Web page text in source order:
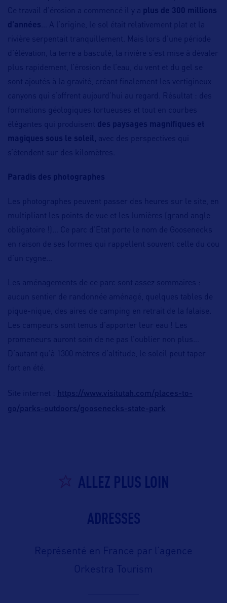
Ce travail d’érosion a commencé il y a plus de 300 millions
d’années … A l’origine, le sol était relativement plat et la
rivière serpentait tranquillement. Mais lors d’une période
d’élévation, la terre a basculé, la rivière s’est mise à dévaler
plus rapidement, l’érosion de l’eau, du vent et du gel se
sont ajoutés à la gravité, créant finalement les vertigineux
canyons qui s’offrent aujourd’hui au regard. Résultat : des
formations géologiques tortueuses et tout en courbes
élégantes qui produisent des paysages magnifiques et
magiques sous le soleil, avec des perspectives qui
s’étendent sur des kilomètres.
Paradis des photographes
Les photographes peuvent passer des heures sur le site, en
multipliant les points de vue et les lumières (grand angle
obligatoire !)… Ce parc d’Etat porte le nom de Goosenecks
en raison de ses formes qui rappellent souvent celle du cou
d’un cygne…
Les aménagements de ce parc sont assez sommaires :
aucun sentier de randonnée aménagé, quelques tables de
pique-nique, des aires de camping en retrait de la falaise.
Les campeurs sont tenus d’apporter leur eau ! Les
promeneurs auront soin de ne pas l’oublier non plus…
D’autant qu’à 1300 mètres d’altitude, le soleil peut taper
fort en été.
Site internet : https://www.visitutah.com/places-to-
go/parks-outdoors/goosenecks-state-park
ALLEZ PLUS LOIN
ADRESSES
Représenté en France par l’agence
Orkestra Tourism